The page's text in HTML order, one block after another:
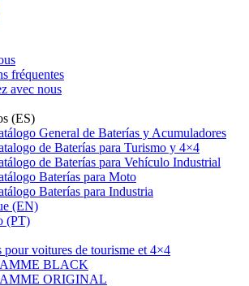
fréquentes
avec nous
(ES)
General de Baterías y Acumuladores
de Baterías para Turismo y 4×4
de Baterías para Vehículo Industrial
Baterías para Moto
Baterías para Industria
(EN)
(PT)
pour voitures de tourisme et 4×4
BLACK
ORIGINAL